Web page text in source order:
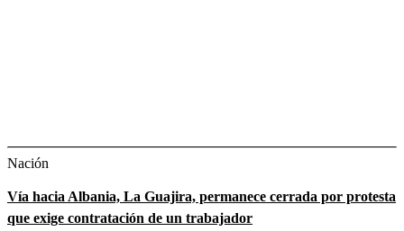
Nación
Vía hacia Albania, La Guajira, permanece cerrada por protesta
que exige contratación de un trabajador